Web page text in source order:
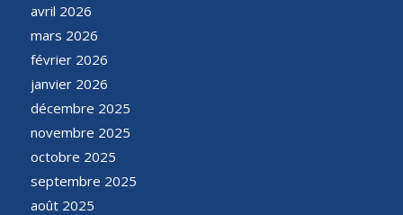
avril 2026
mars 2026
février 2026
janvier 2026
décembre 2025
novembre 2025
octobre 2025
septembre 2025
août 2025